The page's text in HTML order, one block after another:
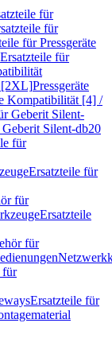
für
für
für Pressgeräte
Ersatzteile für
[2XL]Pressgeräte
Kompatibilität [4] /
Geberit Silent-
Silent-db20
für
Ersatzteile für
für
Ersatzteile
für
für
Ersatzteile für